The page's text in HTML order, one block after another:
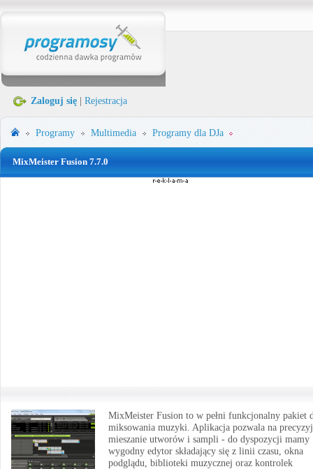
Zaloguj się Rejestracja
Programy Multimedia Programy dla DJa
MixMeister Fusion 7.7.0
MixMeister Fusion to w pełni funkcjonalny pakiet
miksowania muzyki. Aplikacja pozwala na
mieszanie utworów i sampli - do dyspozycji mamy
wygodny edytor składający się z linii czasu, okna
podglądu, biblioteki muzycznej oraz kontrolek